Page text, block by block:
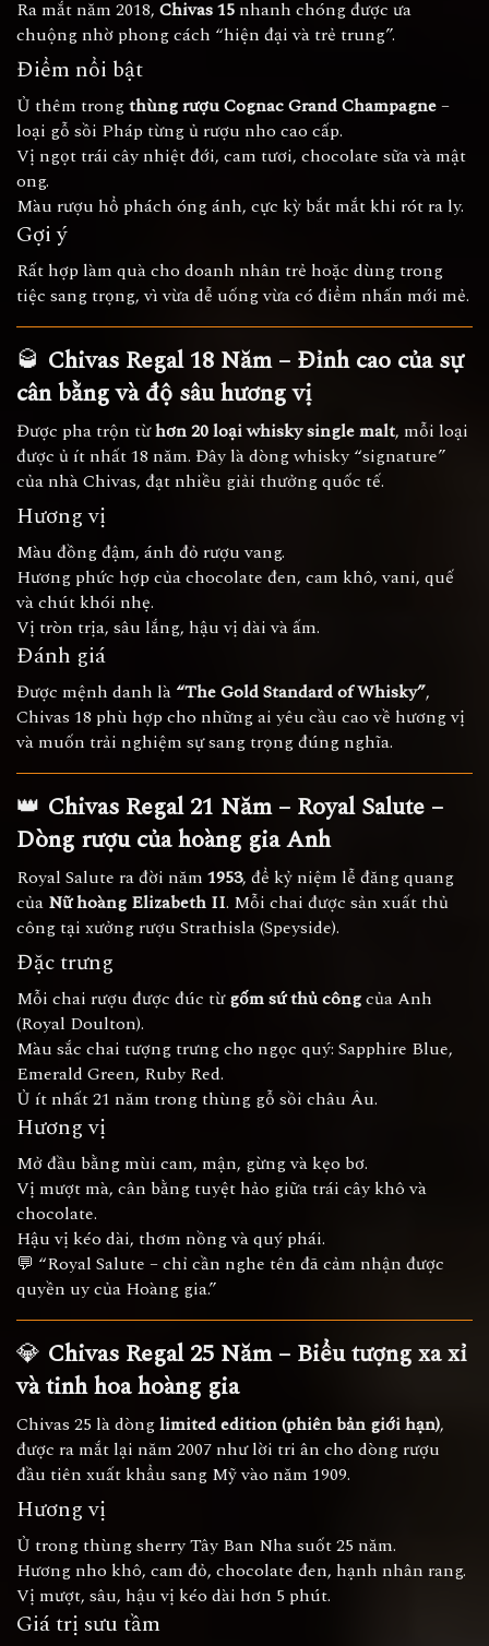
Ra mắt năm 2018, Chivas 15nhanh chóng được ưa
chuộng nhờ phong cách “hiện đại và trẻ trung”.
Điểm nổi bật
Ủ thêm trongthùng rượu Cognac Grand Champagne–
loại gỗ sồi Pháp từng ủ rượu nho cao cấp.
Vị ngọt trái cây nhiệt đới, cam tươi, chocolate sữa và mật
ong.
Màu rượu hổ phách óng ánh, cực kỳ bắt mắt khi rót ra ly.
Gợi ý
Rất hợp làm quà cho doanh nhân trẻ hoặc dùng trong
tiệc sang trọng, vì vừa dễ uống vừa có điểm nhấn mới mẻ.
🥃 Chivas Regal 18 Năm – Đỉnh cao của sự
cân bằng và độ sâu hương vị
Được pha trộn từhơn 20 loại whisky single malt, mỗi loại
được ủ ít nhất 18 năm. Đây là dòng whisky “signature”
của nhà Chivas, đạt nhiều giải thưởng quốc tế.
Hương vị
Màu đồng đậm, ánh đỏ rượu vang.
Hương phức hợp của chocolate đen, cam khô, vani, quế
và chút khói nhẹ.
Vị tròn trịa, sâu lắng, hậu vị dài và ấm.
Đánh giá
Được mệnh danh là “The Gold Standard of Whisky”,
Chivas 18 phù hợp cho những ai yêu cầu cao về hương vị
và muốn trải nghiệm sự sang trọng đúng nghĩa.
👑 Chivas Regal 21 Năm – Royal Salute –
Dòng rượu của hoàng gia Anh
Royal Salute ra đời năm 1953, để kỷ niệm lễ đăng quang
của Nữ hoàng Elizabeth II. Mỗi chai được sản xuất thủ
công tại xưởng rượu Strathisla (Speyside).
Đặc trưng
Mỗi chai rượu được đúc từgốm sứ thủ côngcủa Anh
(Royal Doulton).
Màu sắc chai tượng trưng cho ngọc quý: Sapphire Blue,
Emerald Green, Ruby Red.
Ủ ít nhất 21 năm trong thùng gỗ sồi châu Âu.
Hương vị
Mở đầu bằng mùi cam, mận, gừng và kẹo bơ.
Vị mượt mà, cân bằng tuyệt hảo giữa trái cây khô và
chocolate.
Hậu vị kéo dài, thơm nồng và quý phái.
💬 “Royal Salute – chỉ cần nghe tên đã cảm nhận được
quyền uy của Hoàng gia.”
💎 Chivas Regal 25 Năm – Biểu tượng xa xỉ
và tinh hoa hoàng gia
Chivas 25 là dònglimited edition (phiên bản giới hạn),
được ra mắt lại năm 2007 như lời tri ân cho dòng rượu
đầu tiên xuất khẩu sang Mỹ vào năm 1909.
Hương vị
Ủ trong thùng sherry Tây Ban Nha suốt 25 năm.
Hương nho khô, cam đỏ, chocolate đen, hạnh nhân rang.
Vị mượt, sâu, hậu vị kéo dài hơn 5 phút.
Giá trị sưu tầm